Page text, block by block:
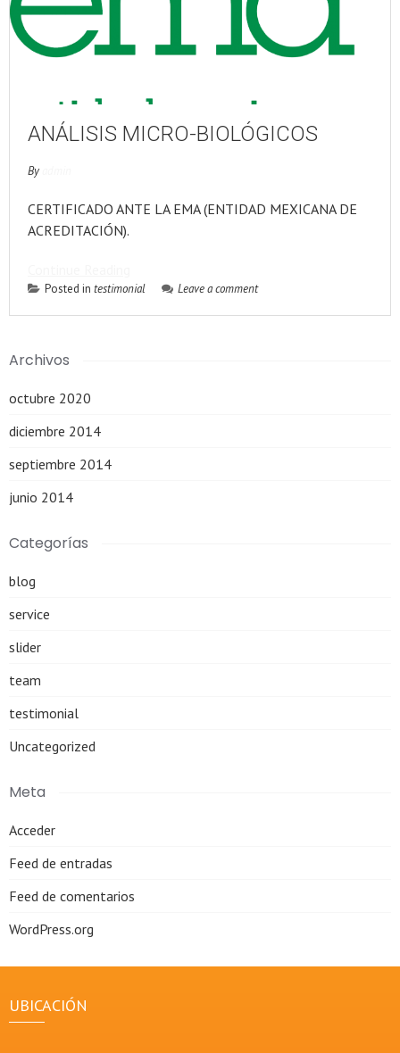
ANÁLISIS MICRO-BIOLÓGICOS
By
CERTIFICADO ANTE LA EMA (ENTIDAD MEXICANA DE
ACREDITACIÓN).
Posted in testimonial Leave a comment
Archivos
octubre 2020
diciembre 2014
septiembre 2014
junio 2014
Categorías
blog
service
slider
team
testimonial
Uncategorized
Meta
Acceder
Feed de entradas
Feed de comentarios
WordPress.org
UBICACIÓN